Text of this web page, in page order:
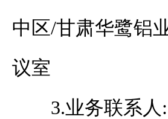
中区/甘肃华鹭铝
议室
3.业务联系人